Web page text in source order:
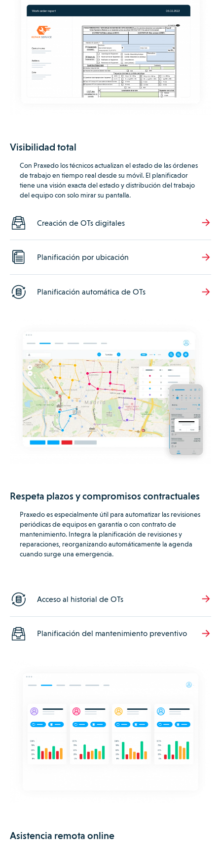
Visibilidad total
Con Praxedo los técnicos actualizan el estado de las órdenes
de trabajo en tiempo real desde su móvil. El planificador
tiene una visión exacta del estado y distribución del trabajo
del equipo con solo mirar su pantalla.
Creación de OTs digitales
Planificación por ubicación
Planificación automática de OTs
Respeta plazos y compromisos contractuales
Praxedo es especialmente útil para automatizar las revisiones
periódicas de equipos en garantía o con contrato de
mantenimiento. Integra la planificación de revisiones y
reparaciones, reorganizando automáticamente la agenda
cuando surge una emergencia.
Acceso al historial de OTs
Planificación del mantenimiento preventivo
Asistencia remota online